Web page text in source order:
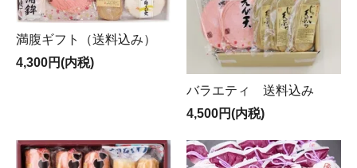
満腹ギフト（送料込み）
4,300円(内税)
バラエティ 送料込み
4,500円(内税)